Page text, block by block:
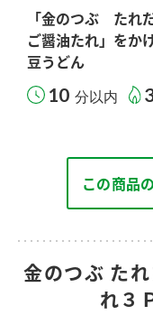
「金のつぶ たれ
ご醤油たれ」を
豆うどん
10 分以内
この商品
金のつぶ た
れ３